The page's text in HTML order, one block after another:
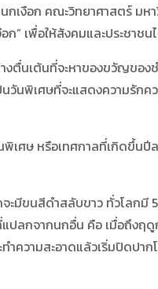
อก คณะวิทยาศาสตร์ มหา
ก” เพื่อให้สังคมและประช
เต้นที่จะหาของขวัญของ
นพิเศษที่จะแสดงความรักค
ษ หรือเทศกาลที่เกิดขึ้นปีล
นสีดำสลับขาว ทั่วโลกมี 55
ปลกจากนกอื่น คือ เมื่อถึงฤ
ำความสะอาดแล้วเริ่มปิดป